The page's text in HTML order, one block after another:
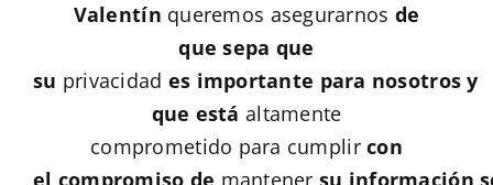
Valentín queremos asegurarnos de
que sepa que
su privacidad es importante para nosotros y
que está altamente
comprometido para cumplircon
el compromiso de mantenersu información